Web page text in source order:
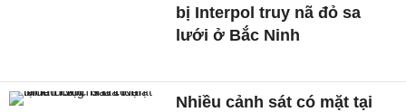
bị Interpol truy nã đỏ sa
lưới ở Bắc Ninh
Nhiều cảnh sát có mặt tại